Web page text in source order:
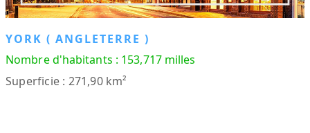
YORK ( ANGLETERRE )
Nombre d'habitants : 153,717 milles
Superficie : 271,90 km²